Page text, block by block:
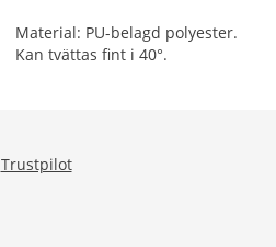
Material: PU-belagd polyester.
Kan tvättas fint i 40°.
Trustpilot